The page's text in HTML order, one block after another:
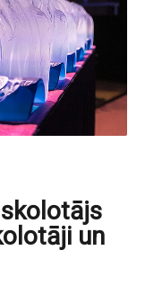
un